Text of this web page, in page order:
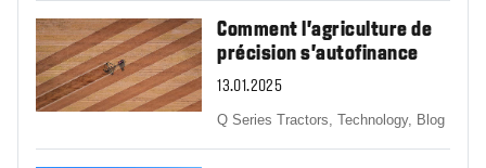
Comment l'agriculture de
précision s'autofinance
13.01.2025
Q Series Tractors,Technology, Blog